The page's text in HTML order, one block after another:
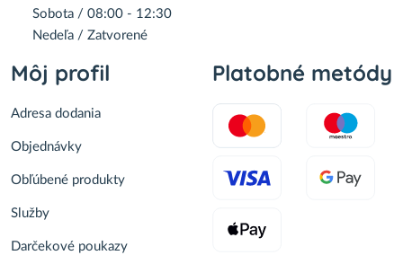
Sobota / 08:00 - 12:30
Nedeľa / Zatvorené
Môj profil
Adresa dodania
Objednávky
Obľúbené produkty
Služby
Darčekové poukazy
Platobné metódy